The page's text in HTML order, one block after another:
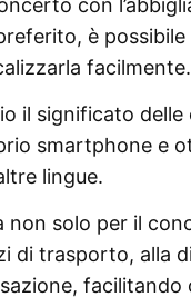
è
facilmente.
il significato
smartphone e
lingue.
solo per il
di trasporto, alla
facilitando